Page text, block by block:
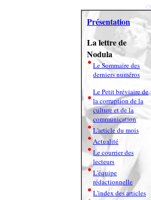
Présentation
La lettre de
Nodula
Le Sommaire des
derniers numéros
Le Petit bréviaire de
la corruption de la
culture et de la
communication
L'article du mois
Actualité
Le courrier des
lecteurs
L'équipe
rédactionnelle
L'index des articles